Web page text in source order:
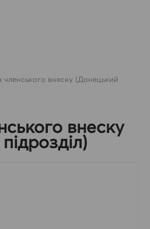
членського внеску (Донецький
внеску